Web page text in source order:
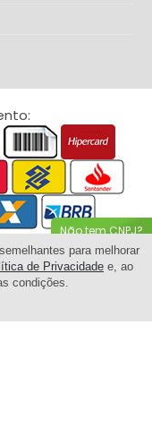
Não tem CNPJ?
Clique Aqui
para melhorar
de Privacidade e, ao
condições.